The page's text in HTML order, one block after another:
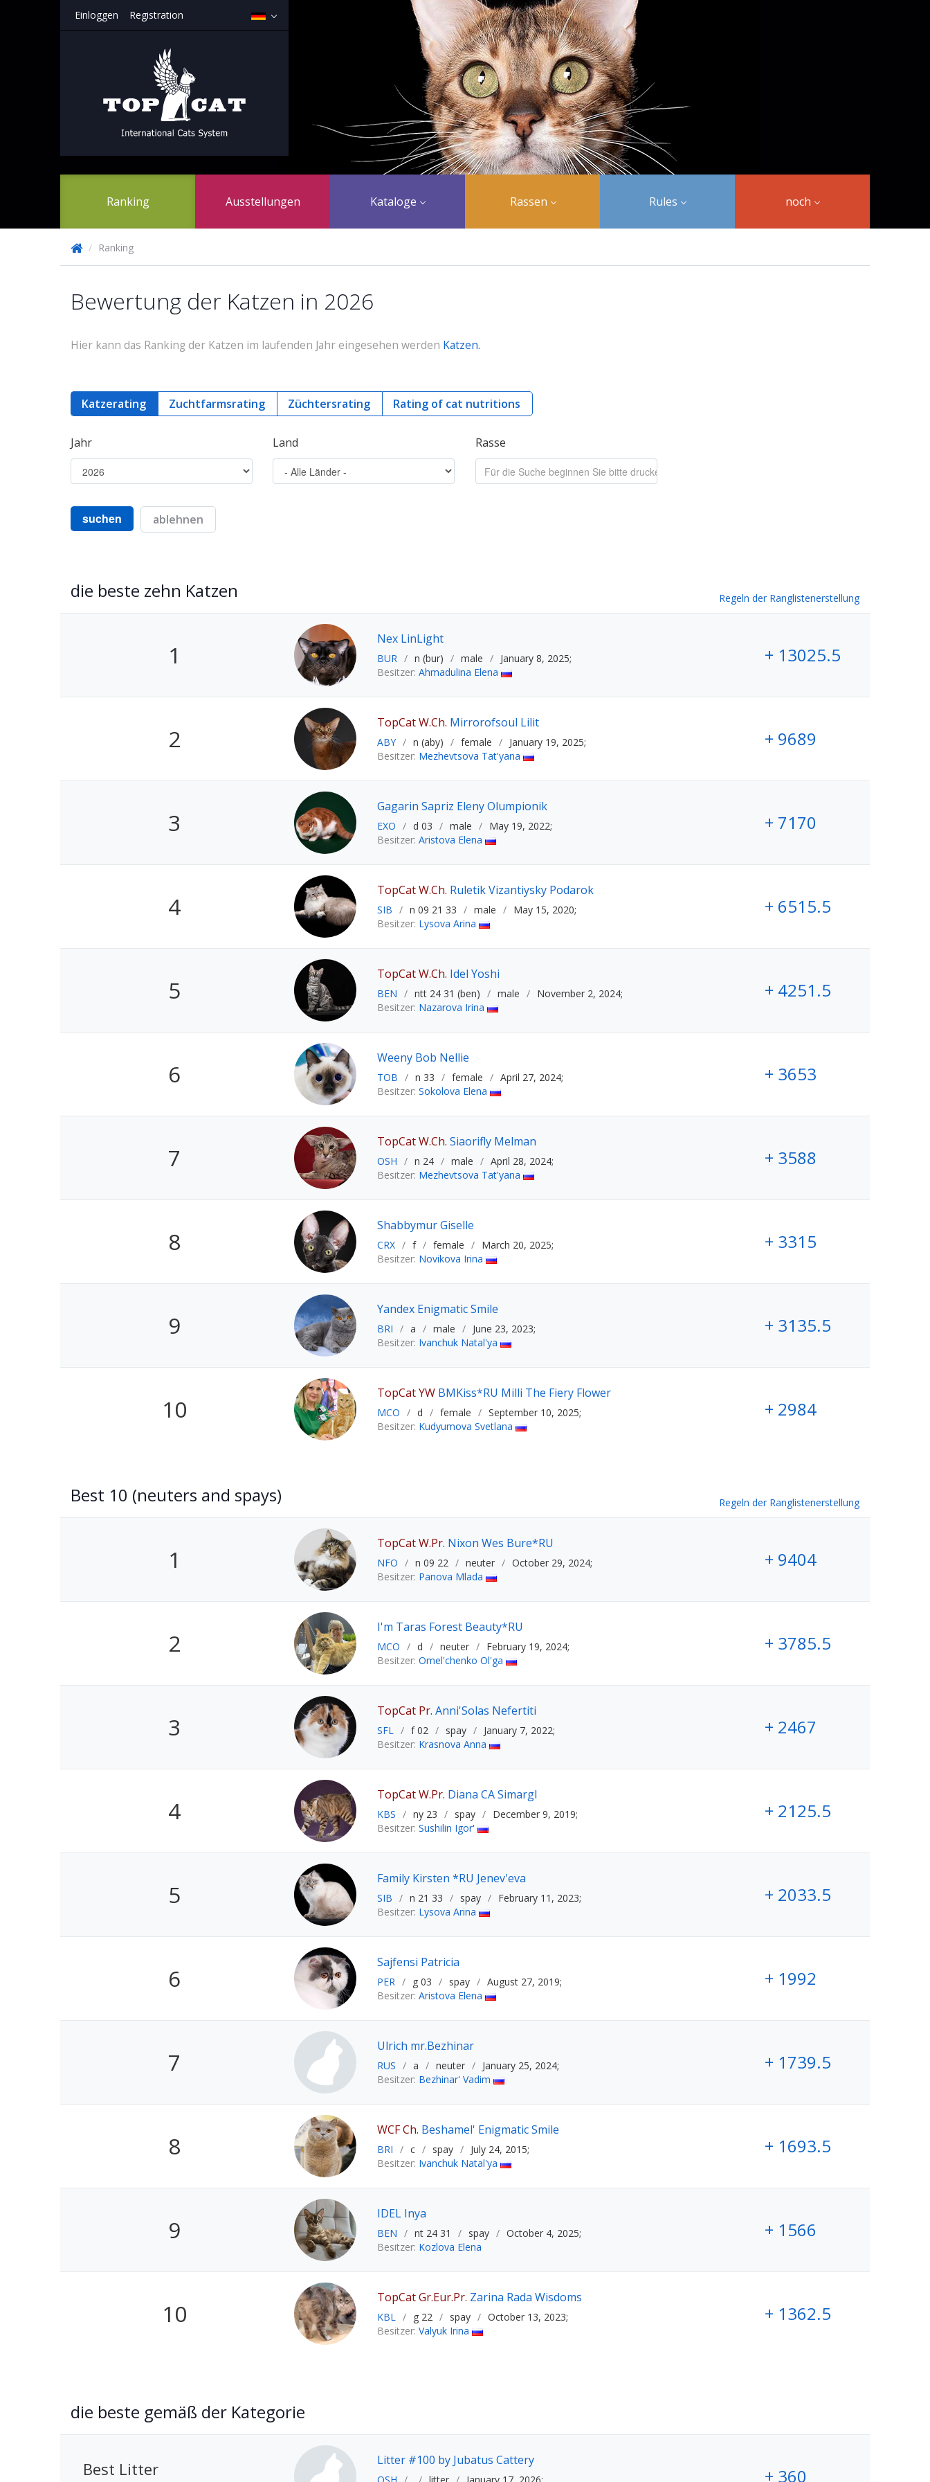
Einloggen Registration
Ranking Ausstellungen Kataloge Rassen Rules noch
/ Ranking
Bewertung der Katzen in 2026
Hier kann das Ranking der Katzen im laufenden Jahr eingesehen werden Katzen.
Katzerating Zuchtfarmsrating Züchtersrating Rating of cat nutritions
Jahr Land Rasse
suchen ablehnen
die beste zehn Katzen Regeln der Ranglistenerstellung
1
Nex LinLight
BUR / n (bur) / male / January 8, 2025;
Besitzer: Ahmadulina Elena
+ 13025.5
2
TopCat W.Ch. Mirrorofsoul Lilit
ABY / n (aby) / female / January 19, 2025;
Besitzer: Mezhevtsova Tat'yana
+ 9689
3
Gagarin Sapriz Eleny Olumpionik
EXO / d 03 / male / May 19, 2022;
Besitzer: Aristova Elena
+ 7170
4
TopCat W.Ch. Ruletik Vizantiysky Podarok
SIB / n 09 21 33 / male / May 15, 2020;
Besitzer: Lysova Arina
+ 6515.5
5
TopCat W.Ch. Idel Yoshi
BEN / ntt 24 31 (ben) / male / November 2, 2024;
Besitzer: Nazarova Irina
+ 4251.5
6
Weeny Bob Nellie
TOB / n 33 / female / April 27, 2024;
Besitzer: Sokolova Elena
+ 3653
7
TopCat W.Ch. Siaorifly Melman
OSH / n 24 / male / April 28, 2024;
Besitzer: Mezhevtsova Tat'yana
+ 3588
8
Shabbymur Giselle
CRX / f / female / March 20, 2025;
Besitzer: Novikova Irina
+ 3315
9
Yandex Enigmatic Smile
BRI / a / male / June 23, 2023;
Besitzer: Ivanchuk Natal'ya
+ 3135.5
10
TopCat YW BMKiss*RU Milli The Fiery Flower
MCO / d / female / September 10, 2025;
Besitzer: Kudyumova Svetlana
+ 2984
Best 10 (neuters and spays) Regeln der Ranglistenerstellung
1
TopCat W.Pr. Nixon Wes Bure*RU
NFO / n 09 22 / neuter / October 29, 2024;
Besitzer: Panova Mlada
+ 9404
2
I'm Taras Forest Beauty*RU
MCO / d / neuter / February 19, 2024;
Besitzer: Omel'chenko Ol'ga
+ 3785.5
3
TopCat Pr. Anni'Solas Nefertiti
SFL / f 02 / spay / January 7, 2022;
Besitzer: Krasnova Anna
+ 2467
4
TopCat W.Pr. Diana CA Simargl
KBS / ny 23 / spay / December 9, 2019;
Besitzer: Sushilin Igor'
+ 2125.5
5
Family Kirsten *RU Jenev'eva
SIB / n 21 33 / spay / February 11, 2023;
Besitzer: Lysova Arina
+ 2033.5
6
Sajfensi Patricia
PER / g 03 / spay / August 27, 2019;
Besitzer: Aristova Elena
+ 1992
7
Ulrich mr.Bezhinar
RUS / a / neuter / January 25, 2024;
Besitzer: Bezhinar' Vadim
+ 1739.5
8
WCF Ch. Beshamel' Enigmatic Smile
BRI / c / spay / July 24, 2015;
Besitzer: Ivanchuk Natal'ya
+ 1693.5
9
IDEL Inya
BEN / nt 24 31 / spay / October 4, 2025;
Besitzer: Kozlova Elena
+ 1566
10
TopCat Gr.Eur.Pr. Zarina Rada Wisdoms
KBL / g 22 / spay / October 13, 2023;
Besitzer: Valyuk Irina
+ 1362.5
die beste gemäß der Kategorie
Best Litter Litter #100 by Jubatus Cattery
+ 360